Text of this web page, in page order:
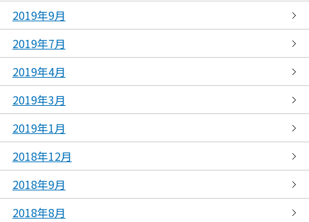
2019年9月
2019年7月
2019年4月
2019年3月
2019年1月
2018年12月
2018年9月
2018年8月